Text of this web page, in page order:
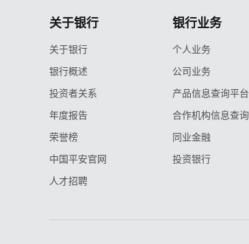
关于银行
关于银行
银行概述
投资者关系
年度报告
荣誉榜
中国平安官网
人才招聘
银行业务
个人业务
公司业务
产品信息查询平台
合作机构信息查询
同业金融
投资银行